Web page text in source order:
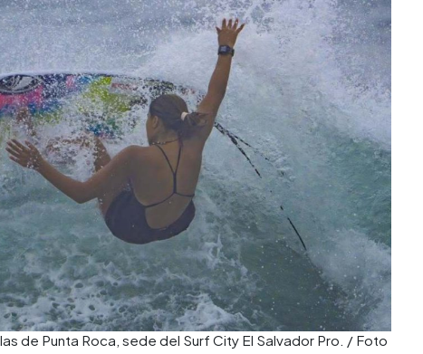
de Punta Roca, sede del Surf City El Salvador Pro. / Foto